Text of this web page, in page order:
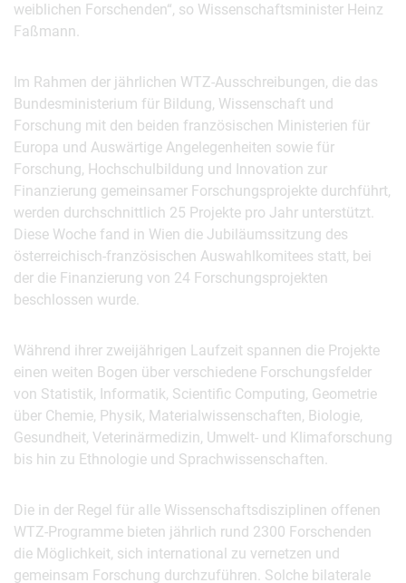
weiblichen Forschenden“, so Wissenschaftsminister Heinz
Faßmann.
Im Rahmen der jährlichen WTZ-Ausschreibungen, die das
Bundesministerium für Bildung, Wissenschaft und
Forschung mit den beiden französischen Ministerien für
Europa und Auswärtige Angelegenheiten sowie für
Forschung, Hochschulbildung und Innovation zur
Finanzierung gemeinsamer Forschungsprojekte durchführt,
werden durchschnittlich 25 Projekte pro Jahr unterstützt.
Diese Woche fand in Wien die Jubiläumssitzung des
österreichisch-französischen Auswahlkomitees statt, bei
der die Finanzierung von 24 Forschungsprojekten
beschlossen wurde.
Während ihrer zweijährigen Laufzeit spannen die Projekte
einen weiten Bogen über verschiedene Forschungsfelder
von Statistik, Informatik, Scientific Computing, Geometrie
über Chemie, Physik, Materialwissenschaften, Biologie,
Gesundheit, Veterinärmedizin, Umwelt- und Klimaforschung
bis hin zu Ethnologie und Sprachwissenschaften.
Die in der Regel für alle Wissenschaftsdisziplinen offenen
WTZ-Programme bieten jährlich rund 2300 Forschenden
die Möglichkeit, sich international zu vernetzen und
gemeinsam Forschung durchzuführen. Solche bilaterale